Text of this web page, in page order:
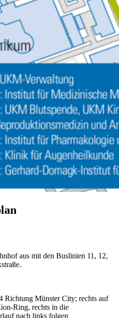
aus mit den Buslinien 11, 12,
Münster City; rechts auf
Ring, rechts in die
nach links folgen